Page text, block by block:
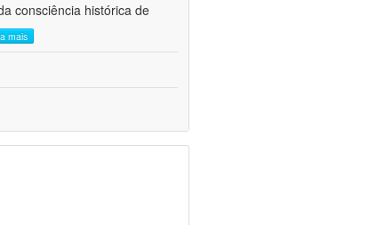
consciência histórica de
mais